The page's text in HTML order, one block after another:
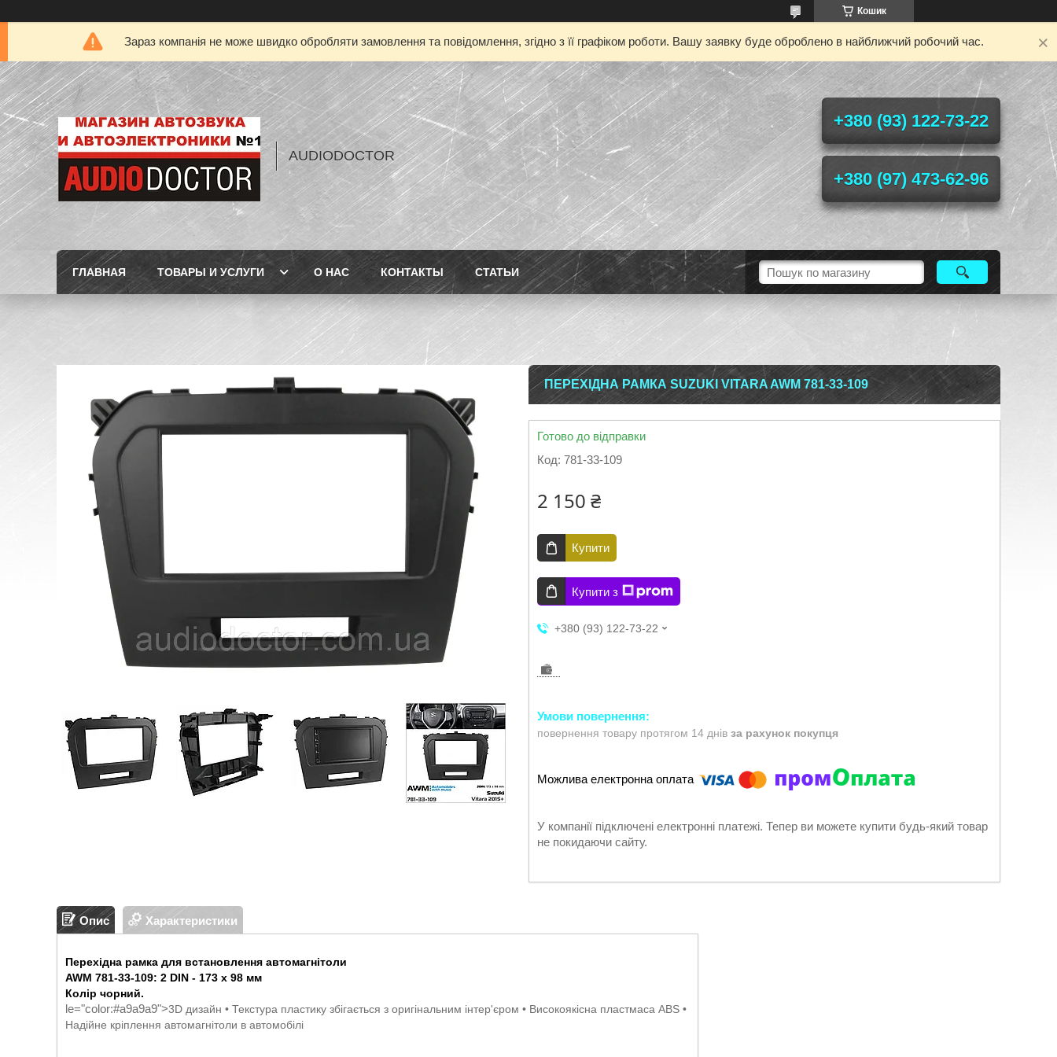
Кошик
Зараз компанія не може швидко обробляти замовлення та повідомлення, згідно з її графіком роботи. Вашу заявку буде оброблено в найближчий робочий час.
AUDIODOCTOR
+380 (93) 122-73-22
+380 (97) 473-62-96
ГЛАВНАЯ ТОВАРЫ И УСЛУГИ О НАС КОНТАКТЫ СТАТЬИ
ПЕРЕХІДНА РАМКА SUZUKI VITARA AWM 781-33-109
Готово до відправки
Код: 781-33-109
2 150 ₴
Купити
Купити з
+380 (93) 122-73-22
повернення товару протягом 14 днів за рахунок покупця
У компанії підключені електронні платежі. Тепер ви можете купити будь-який товар
не покидаючи сайту.
Опис Характеристики
Перехідна рамка для встановлення автомагнітоли
AWM 781-33-109: 2 DIN - 173 x 98 мм
Колір чорний.
le="color:#a9a9a9">3D дизайн • Текстура пластику збігається з оригінальним інтер'єром • Високоякісна пластмаса ABS •
Надійне кріплення автомагнітоли в автомобілі